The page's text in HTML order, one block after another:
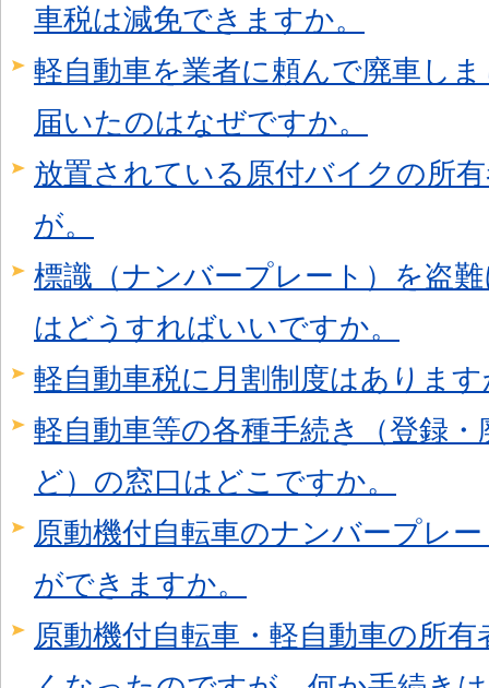
車税は減免できますか。
軽自動車を業者に頼んで廃車し
届いたのはなぜですか。
放置されている原付バイクの所
が。
標識（ナンバープレート）を盗
はどうすればいいですか。
軽自動車税に月割制度はありま
軽自動車等の各種手続き（登録
ど）の窓口はどこですか。
原動機付自転車のナンバープレ
ができますか。
原動機付自転車・軽自動車の所